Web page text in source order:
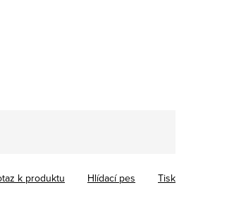
Tisk
k produktu Hlídací pes